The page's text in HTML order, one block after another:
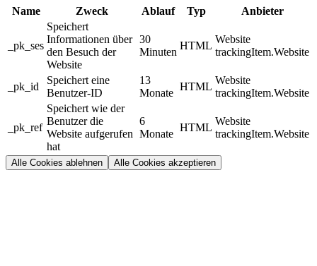
Name Zweck Ablauf Typ Anbieter
_pk_ses
Speichert
Informationen über
den Besuch der
Website
30
Minuten
HTML
Website
trackingItem.Website
_pk_id
Speichert eine
Benutzer-ID
13
Monate
HTML
Website
trackingItem.Website
_pk_ref
Speichert wie der
Benutzer die
Website aufgerufen
hat
6
Monate
HTML
Website
trackingItem.Website
Alle Cookies ablehnen Alle Cookies akzeptieren